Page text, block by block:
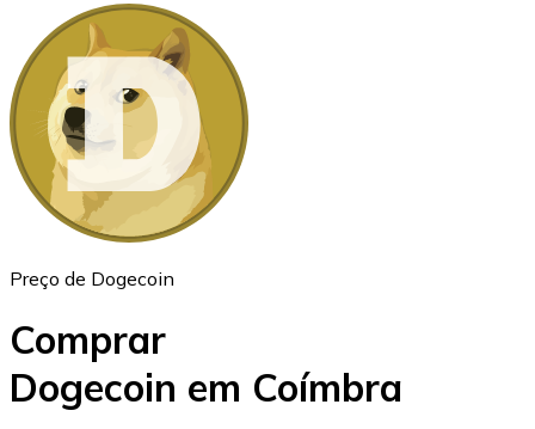
Ethereum
ETH
Preço de Dogecoin
Comprar
Dogecoin em Coímbra